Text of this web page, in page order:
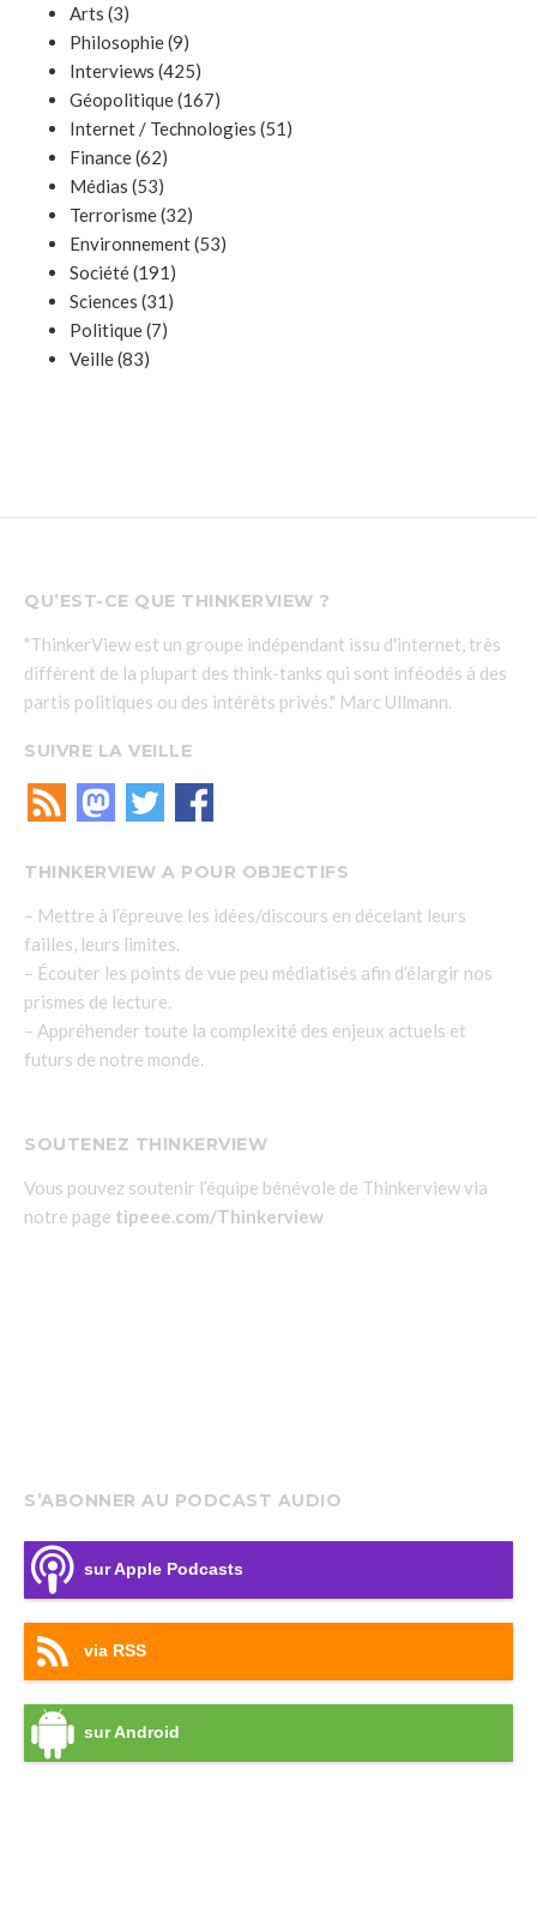
Arts (3)
Philosophie(9)
Interviews (425)
Géopolitique(167)
Internet / Technologies (51)
Finance(62)
Médias (53)
Terrorisme(32)
Environnement(53)
Société(191)
Sciences (31)
Politique(7)
Veille(83)
QU’EST-CE QUE THINKERVIEW ?
"ThinkerView est un groupe indépendant issu d'internet, très
diffèrent de la plupart des think-tanks qui sont inféodés à des
partis politiques ou des intérêts privés." Marc Ullmann.
SUIVRE LA VEILLE
THINKERVIEW A POUR OBJECTIFS
– Mettre à l’épreuve les idées/discours en décelant leurs
failles, leurs limites.
– Écouter les points de vue peu médiatisés afin d’élargir nos
prismes de lecture.
– Appréhender toute la complexité des enjeux actuels et
futurs de notre monde.
SOUTENEZ THINKERVIEW
Vous pouvez soutenir l’équipe bénévole de Thinkerview via
notre page tipeee.com/Thinkerview
S’ABONNER AU PODCAST AUDIO
sur Apple Podcasts
via RSS
sur Android